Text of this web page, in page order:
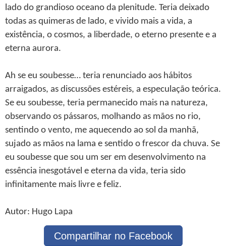
lado do grandioso oceano da plenitude. Teria deixado
todas as quimeras de lado, e vivido mais a vida, a
existência, o cosmos, a liberdade, o eterno presente e a
eterna aurora.
Ah se eu soubesse… teria renunciado aos hábitos
arraigados, as discussões estéreis, a especulação teórica.
Se eu soubesse, teria permanecido mais na natureza,
observando os pássaros, molhando as mãos no rio,
sentindo o vento, me aquecendo ao sol da manhã,
sujado as mãos na lama e sentido o frescor da chuva. Se
eu soubesse que sou um ser em desenvolvimento na
essência inesgotável e eterna da vida, teria sido
infinitamente mais livre e feliz.
Autor: Hugo Lapa
Compartilhar no Facebook